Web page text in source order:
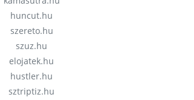
huncut.hu
szereto.hu
szuz.hu
elojatek.hu
hustler.hu
sztriptiz.hu